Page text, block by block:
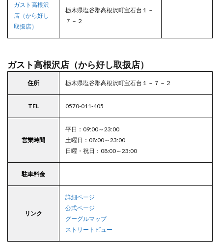
ガスト高根沢
店（から好し
取扱店）
栃木県塩谷郡高根沢町宝石台１－
７－２
ガスト高根沢店（から好し取扱店）
住所 栃木県塩谷郡高根沢町宝石台１－７－２
TEL 0570-011-405
営業時間
平日：09:00～23:00
土曜日：08:00～23:00
日曜・祝日：08:00～23:00
駐車料金
リンク
詳細ページ
公式ページ
グーグルマップ
ストリートビュー